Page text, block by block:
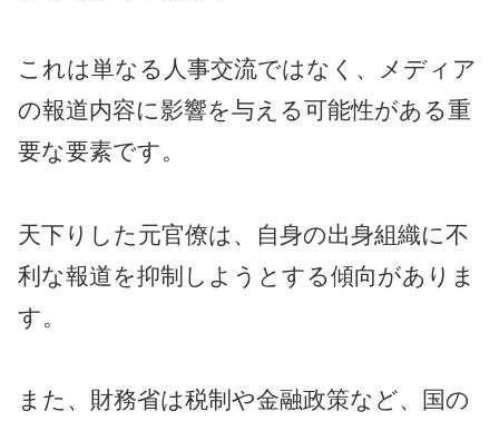
これは単なる人事交流ではなく、メディア
の報道内容に影響を与える可能性がある重
要な要素です。
天下りした元官僚は、自身の出身組織に不
利な報道を抑制しようとする傾向がありま
す。
また、財務省は税制や金融政策など、国の